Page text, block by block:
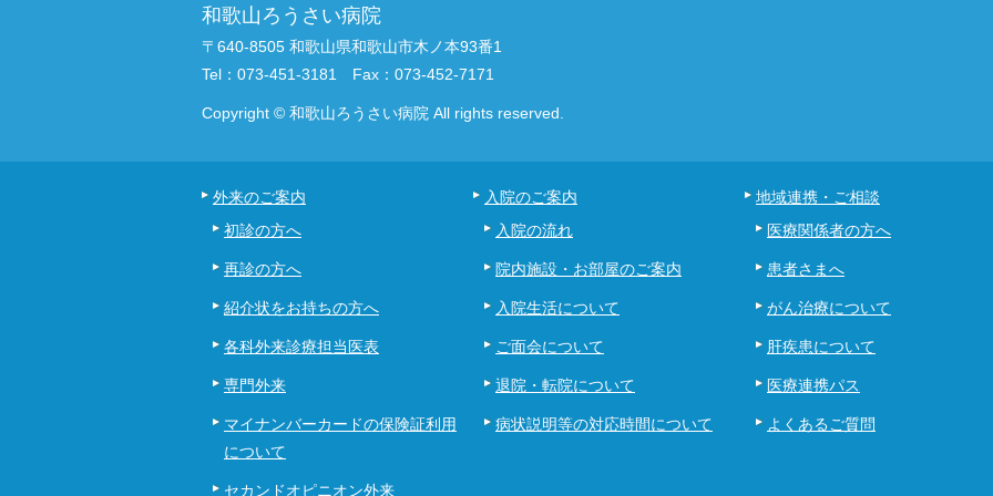
和歌山ろうさい病院
〒640-8505 和歌山県和歌山市木ノ本93番1
Tel：073-451-3181 Fax：073-452-7171
Copyright © 和歌山ろうさい病院 All rights reserved.
外来のご案内
初診の方へ
再診の方へ
紹介状をお持ちの方へ
各科外来診療担当医表
専門外来
マイナンバーカードの保険証利用
について
セカンドオピニオン外来
入院のご案内
入院の流れ
院内施設・お部屋のご案内
入院生活について
ご面会について
退院・転院について
病状説明等の対応時間について
地域連携・ご相談
医療関係者の方へ
患者さまへ
がん治療について
肝疾患について
医療連携パス
よくあるご質問